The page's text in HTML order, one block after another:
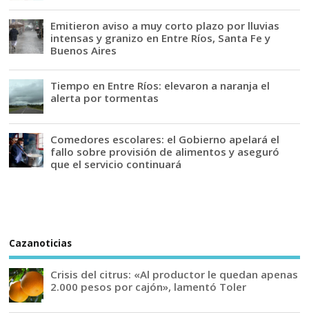
Emitieron aviso a muy corto plazo por lluvias
intensas y granizo en Entre Ríos, Santa Fe y
Buenos Aires
Tiempo en Entre Ríos: elevaron a naranja el
alerta por tormentas
Comedores escolares: el Gobierno apelará el
fallo sobre provisión de alimentos y aseguró
que el servicio continuará
Cazanoticias
Crisis del citrus: «Al productor le quedan apenas
2.000 pesos por cajón», lamentó Toler